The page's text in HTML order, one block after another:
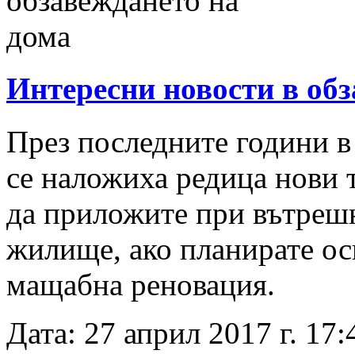
Интересни новости в
През последните години
се наложиха редица нови
да приложите при
жилище, ако планирате
мащабна реновация.
Дата: 27 април 2017 г.